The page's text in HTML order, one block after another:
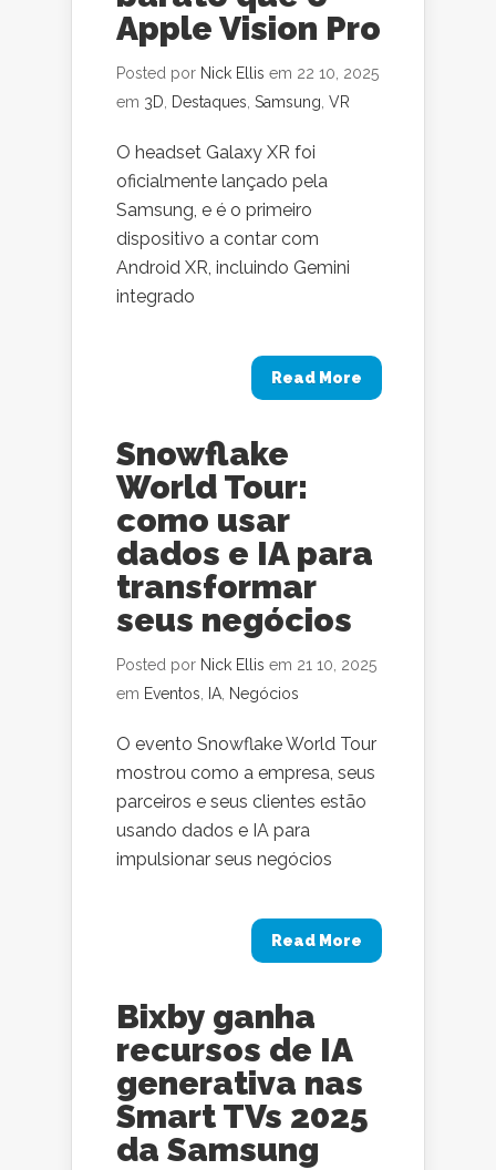
Apple Vision Pro
Posted por Nick Ellis em 22 10, 2025
em 3D Destaques Samsung VR
O headset Galaxy XR foi
oficialmente lançado pela
Samsung, e é o primeiro
dispositivo a contar com
Android XR, incluindo Gemini
integrado
Read More
Snowflake
World Tour:
como usar
dados e IA para
transformar
seus negócios
Posted por Nick Ellis em 21 10, 2025
em Eventos IA Negócios
O evento Snowflake World Tour
mostrou como a empresa, seus
parceiros e seus clientes estão
usando dados e IA para
impulsionar seus negócios
Read More
Bixby ganha
recursos de IA
generativa nas
Smart TVs 2025
da Samsung